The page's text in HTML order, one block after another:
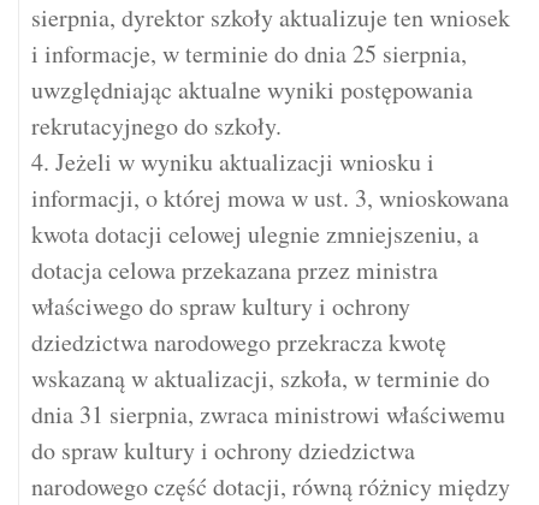
sierpnia, dyrektor szkoły aktualizuje ten wniosek
i informacje, w terminie do dnia 25 sierpnia,
uwzględniając aktualne wyniki postępowania
rekrutacyjnego do szkoły.
4. Jeżeli w wyniku aktualizacji wniosku i
informacji, o której mowa w ust. 3, wnioskowana
kwota dotacji celowej ulegnie zmniejszeniu, a
dotacja celowa przekazana przez ministra
właściwego do spraw kultury i ochrony
dziedzictwa narodowego przekracza kwotę
wskazaną w aktualizacji, szkoła, w terminie do
dnia 31 sierpnia, zwraca ministrowi właściwemu
do spraw kultury i ochrony dziedzictwa
narodowego część dotacji, równą różnicy między